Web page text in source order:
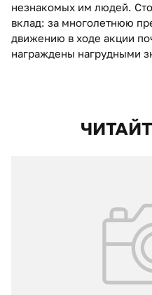
незнакомых им людей.
вклад: за многолетнюю
движению в ходе акции
награждены нагрудными